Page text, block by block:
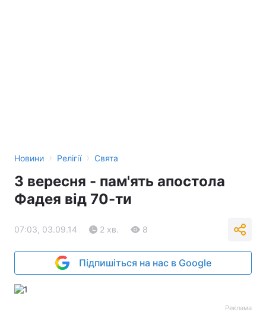
Новини › Релігії › Свята
3 вересня - пам'ять апостола
Фадея від 70-ти
07:03, 03.09.14 2 хв. 8
Підпишіться на нас в Google
Реклама